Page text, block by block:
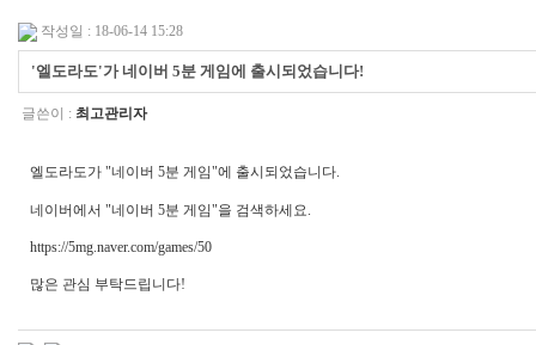
작성일 : 18-06-14 15:28
'엘도라도'가 네이버 5분 게임에 출시되었습니다!
글쓴이 : 최고관리자
엘도라도가 "네이버 5분 게임"에 출시되었습니다.
네이버에서 "네이버 5분 게임"을 검색하세요.
https://5mg.naver.com/games/50
많은 관심 부탁드립니다!